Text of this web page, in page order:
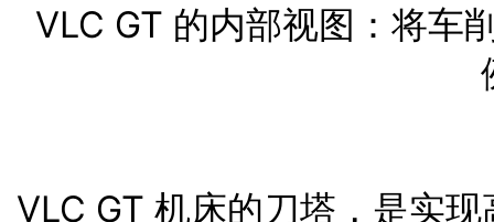
VLC GT 的内部视图：将车
VLC GT 机床的刀塔，是实